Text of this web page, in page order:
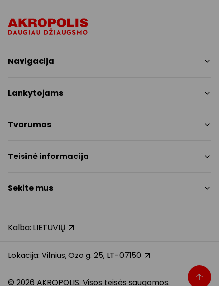
Navigacija
Paslaugos
Pramogos
Lankytojams
Nemokami patogumai
Kontaktai
Dovanų kortelė
Atsiliepimai
Tvarumas
Tvarumo ataskaita
Teisinė informacija
Slapukų politika
Dovanų kortelės bendrosios taisyklės
Klientų aptarnavimo standartas
Sekite mus
Facebook
TikTok
Kalba: LIETUVIŲ
Lokacija: Vilnius, Ozo g. 25, LT-07150
© 2026 AKROPOLIS. Visos teisės saugomos.